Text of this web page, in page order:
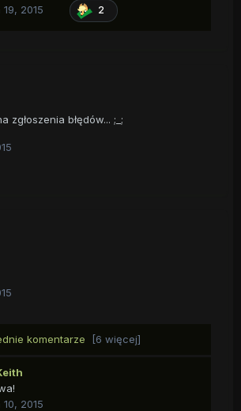
2015
2
zgłoszenia błędów... ;_;
komentarze [6 więcej]
2015